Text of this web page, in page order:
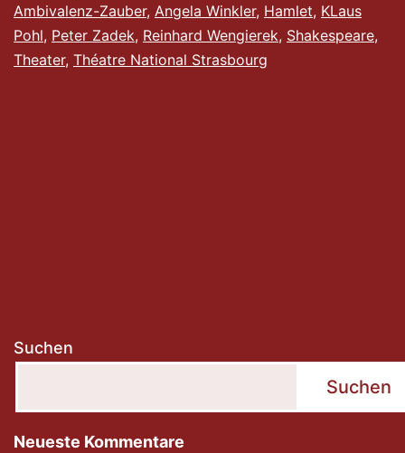
Ambivalenz-Zauber, Angela Winkler, Hamlet, KLaus
Pohl, Peter Zadek, Reinhard Wengierek, Shakespeare,
Theater, Théatre National Strasbourg
Suchen
Suchen
Neueste Kommentare